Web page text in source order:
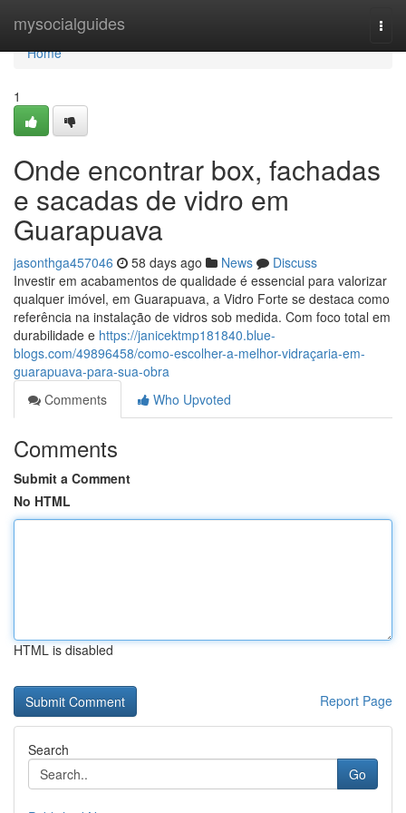
mysocialguides
Home
Home
1
Onde encontrar box, fachadas
e sacadas de vidro em
Guarapuava
jasonthga457046 58 days ago News
Discuss
Investir em acabamentos de qualidade é essencial para valorizar
qualquer imóvel, em Guarapuava, a Vidro Forte se destaca como
referência na instalação de vidros sob medida. Com foco total em
durabilidade e https://janicektmp181840.blue-
blogs.com/49896458/como-escolher-a-melhor-vidraçaria-em-
guarapuava-para-sua-obra
Comments
Who Upvoted
Comments
Submit a Comment
No HTML
HTML is disabled
Report Page
Search
Go